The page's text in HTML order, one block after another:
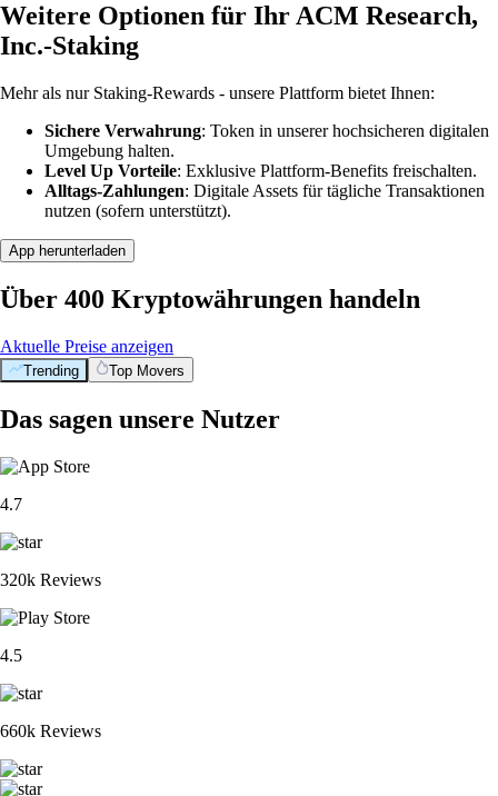
Weitere Optionen für Ihr ACM Research,
Inc.-Staking
Mehr als nur Staking-Rewards - unsere Plattform bietet Ihnen:
Sichere Verwahrung: Token in unserer hochsicheren digitalen
Umgebung halten.
Level Up Vorteile: Exklusive Plattform-Benefits freischalten.
Alltags-Zahlungen: Digitale Assets für tägliche Transaktionen
nutzen (sofern unterstützt).
App herunterladen
Über 400 Kryptowährungen handeln
Aktuelle Preise anzeigen
Trending Top Movers
Das sagen unsere Nutzer
4.7
320k Reviews
4.5
660k Reviews